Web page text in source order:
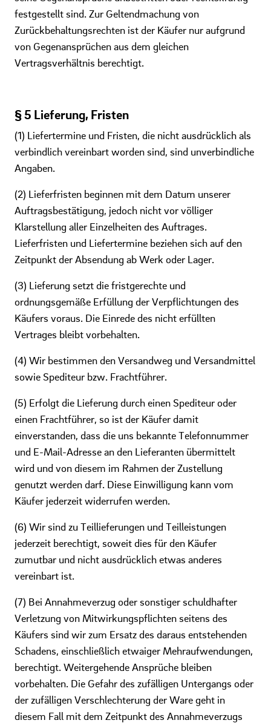
festgestellt sind. Zur Geltendmachung von
Zurückbehaltungsrechten ist der Käufer nur aufgrund
von Gegenansprüchen aus dem gleichen
Vertragsverhältnis berechtigt.
§ 5 Lieferung, Fristen
(1) Liefertermine und Fristen, die nicht ausdrücklich als
verbindlich vereinbart worden sind, sind unverbindliche
Angaben.
(2) Lieferfristen beginnen mit dem Datum unserer
Auftragsbestätigung, jedoch nicht vor völliger
Klarstellung aller Einzelheiten des Auftrages.
Lieferfristen und Liefertermine beziehen sich auf den
Zeitpunkt der Absendung ab Werk oder Lager.
(3) Lieferung setzt die fristgerechte und
ordnungsgemäße Erfüllung der Verpflichtungen des
Käufers voraus. Die Einrede des nicht erfüllten
Vertrages bleibt vorbehalten.
(4) Wir bestimmen den Versandweg und Versandmittel
sowie Spediteur bzw. Frachtführer.
(5) Erfolgt die Lieferung durch einen Spediteur oder
einen Frachtführer, so ist der Käufer damit
einverstanden, dass die uns bekannte Telefonnummer
und E-Mail-Adresse an den Lieferanten übermittelt
wird und von diesem im Rahmen der Zustellung
genutzt werden darf. Diese Einwilligung kann vom
Käufer jederzeit widerrufen werden.
(6) Wir sind zu Teillieferungen und Teilleistungen
jederzeit berechtigt, soweit dies für den Käufer
zumutbar und nicht ausdrücklich etwas anderes
vereinbart ist.
(7) Bei Annahmeverzug oder sonstiger schuldhafter
Verletzung von Mitwirkungspflichten seitens des
Käufers sind wir zum Ersatz des daraus entstehenden
Schadens, einschließlich etwaiger Mehraufwendungen,
berechtigt. Weitergehende Ansprüche bleiben
vorbehalten. Die Gefahr des zufälligen Untergangs oder
der zufälligen Verschlechterung der Ware geht in
diesem Fall mit dem Zeitpunkt des Annahmeverzugs